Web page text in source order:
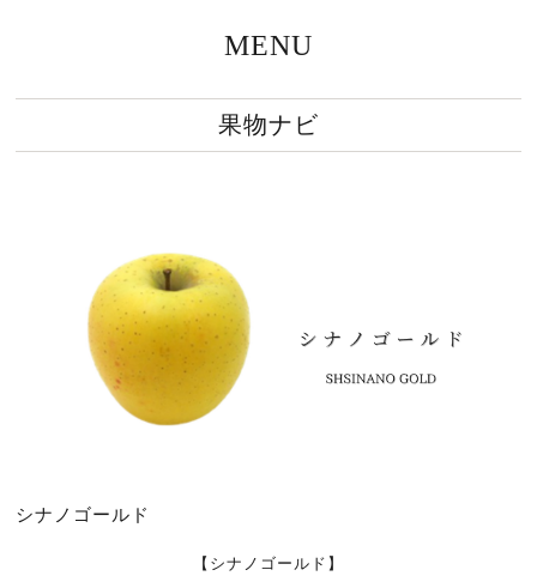
MENU
果物ナビ
シナノゴールド
【シナノゴールド】